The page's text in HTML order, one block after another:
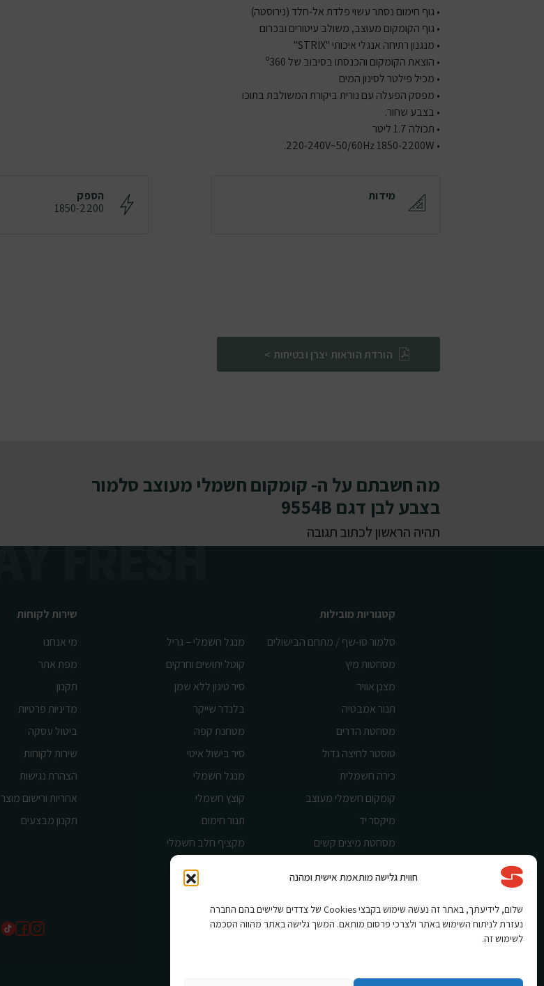
חווית גלישה מותאמת אישית ומהנה
שלום, לידיעתך, באתר זה נעשה שימוש בקבצי Cookies של צדדים שלישים בהם החברה
נעזרת לניתוח השימוש באתר ולצרכי פרסום מותאם. המשך גלישה באתר מהווה הסכמה
לשימוש זה.
• גוף חימום נסתר עשוי פלדת אל-חלד (נירוסטה)
• גוף הקומקום מעוצב, משולב עיטורים ובכרום
• מנגנון רתיחה אנגלי איכותי "STRIX"
• הוצאת הקומקום והכנסתו בסיבוב של º360
• מכיל פילטר לסינון המים
• מפסק הפעלה עם נורית ביקורת המשולבת בתוכו
• בצבע שחור.
• תכולה 1.7 ליטר
• 220-240V~50/60Hz 1850-2200W.
מידות
הספק
1850-2200
הורדת הוראות יצרן ובטיחות >
מה חשבתם על ה- קומקום חשמלי מעוצב סלמור
בצבע לבן דגם 9554B
תהיה הראשון לכתוב תגובה
קטגוריות מובילות
סלמור סו-שף / מתחם הבישולים
מנגל חשמלי – גריל
מסחטות מיץ
קוטל יתושים וחרקים
מצנן אוויר
סיר טיגון ללא שמן
תנור אמבטיה
בלנדר שייקר
מסחטת הדרים
מטחנת קפה
טוסטר לחיצה גדול
סיר בישול איטי
כירה חשמלית
מנגל חשמלי
קומקום חשמלי מעוצב
קוצץ חשמלי
מיקסר יד
תנור חימום
מסחטת מיצים קשים
מקציף חלב חשמלי
שירות לקוחות
מי אנחנו
מפת אתר
תקנון
מדיניות פרטיות
ביטול עסקה
שירות לקוחות
הצהרת נגישות
אחריות ורישום מוצר
תקנון מבצעים